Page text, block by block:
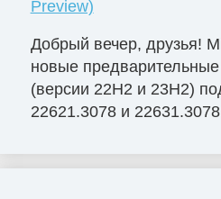
Preview)
Добрый вечер, друзья!
новые
(версии 22H2 и 23H2)
22621.3078 и